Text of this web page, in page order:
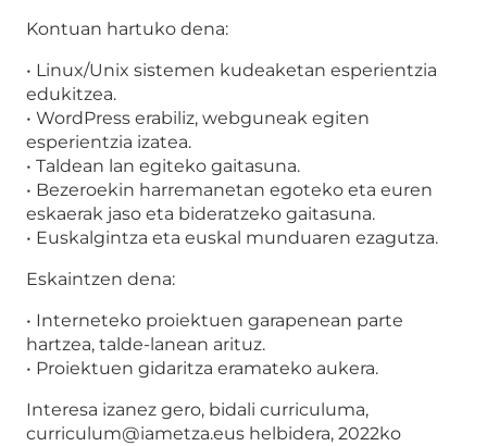
Kontuan hartuko dena:
• Linux/Unix sistemen kudeaketan esperientzia
edukitzea.
• WordPress erabiliz, webguneak egiten
esperientzia izatea.
• Taldean lan egiteko gaitasuna.
• Bezeroekin harremanetan egoteko eta euren
eskaerak jaso eta bideratzeko gaitasuna.
• Euskalgintza eta euskal munduaren ezagutza.
Eskaintzen dena:
• Interneteko proiektuen garapenean parte
hartzea, talde-lanean arituz.
• Proiektuen gidaritza eramateko aukera.
Interesa izanez gero, bidali curriculuma,
curriculum@iametza.eus helbidera, 2022ko